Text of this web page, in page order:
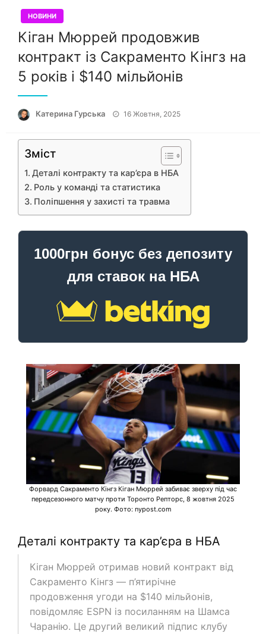
НОВИНИ
Кіган Мюррей продовжив
контракт із Сакраменто Кінгз на
5 років і $140 мільйонів
Катерина Гурська Опубліковано
16 Жовтня, 2025
Зміст
Деталі контракту та кар’єра в НБА
Роль у команді та статистика
Поліпшення у захисті та травма
1000грн бонус без депозиту
для ставок на НБА
Форвард Сакраменто Кінгз Кіган Мюррей забиває зверху під час
передсезонного матчу проти Торонто Репторс, 8 жовтня 2025
року. Фото: nypost.com
Деталі контракту та кар’єра в НБА
Кіган Мюррей отримав новий контракт від
Сакраменто Кінгз — п’ятирічне
продовження угоди на $140 мільйонів,
повідомляє ESPN із посиланням на Шамса
Чаранію. Це другий великий підпис клубу